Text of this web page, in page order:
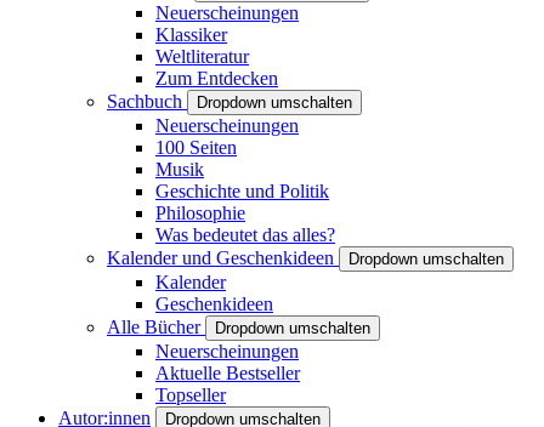
Neuerscheinungen
Klassiker
Weltliteratur
Zum Entdecken
Sachbuch
Dropdown umschalten
Neuerscheinungen
100 Seiten
Musik
Geschichte und Politik
Philosophie
Was bedeutet das alles?
Kalender und Geschenkideen
Dropdown umschalten
Kalender
Geschenkideen
Alle Bücher
Dropdown umschalten
Neuerscheinungen
Aktuelle Bestseller
Topseller
Autor:innen
Dropdown umschalten